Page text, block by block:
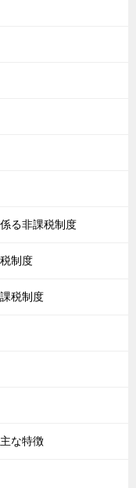
る非課税制度
制度
税制度
な特徴